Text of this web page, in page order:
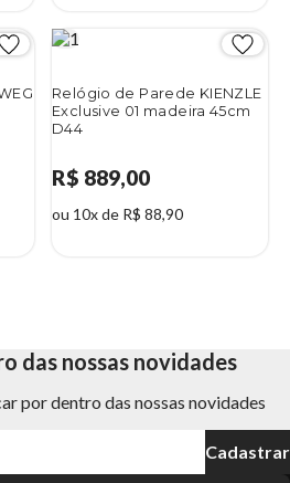
Relógio de Parede KIENZLE
Exclusive 01 madeira 45cm
D44
R$ 889,00
ou 10x de R$ 88,90
das nossas novidades
por dentro das nossas novidades
Cadastrar